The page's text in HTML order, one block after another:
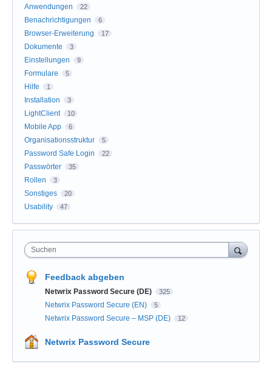
Anwendungen 22
Benachrichtigungen 6
Browser-Erweiterung 17
Dokumente 3
Einstellungen 9
Formulare 5
Hilfe 1
Installation 3
LightClient 10
Mobile App 6
Organisationsstruktur 5
Password Safe Login 22
Passwörter 35
Rollen 3
Sonstiges 20
Usability 47
Suchen
Feedback abgeben
Netwrix Password Secure (DE) 325
Netwrix Password Secure (EN) 5
Netwrix Password Secure – MSP (DE) 12
Netwrix Password Secure